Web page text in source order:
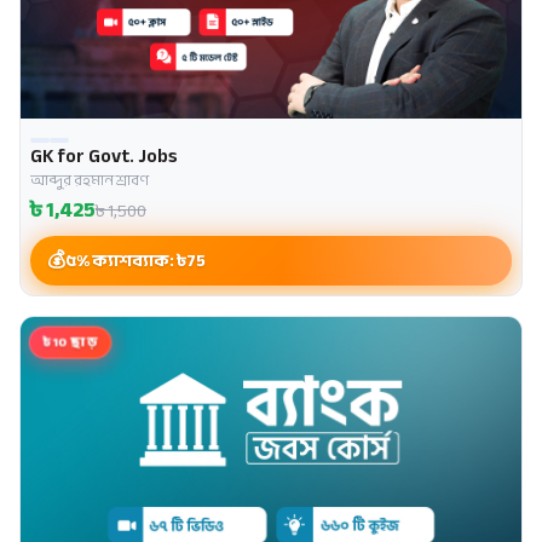
GK for Govt. Jobs
আব্দুর রহমান শ্রাবণ
৳1,425৳1,500
৫% ক্যাশব্যাক: ৳75
৳10 ছাড়